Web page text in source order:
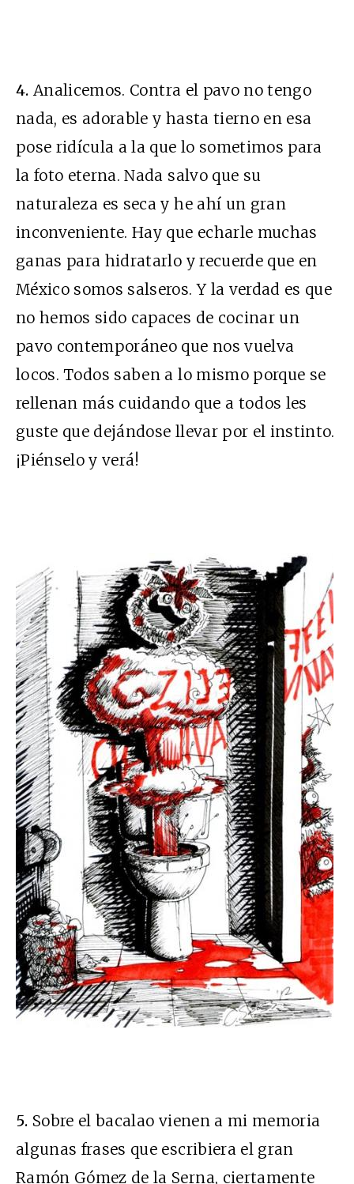
4. Analicemos. Contra el pavo no tengo
nada, es adorable y hasta tierno en esa
pose ridícula a la que lo sometimos para
la foto eterna. Nada salvo que su
naturaleza es seca y he ahí un gran
inconveniente. Hay que echarle muchas
ganas para hidratarlo y recuerde que en
México somos salseros. Y la verdad es que
no hemos sido capaces de cocinar un
pavo contemporáneo que nos vuelva
locos. Todos saben a lo mismo porque se
rellenan más cuidando que a todos les
guste que dejándose llevar por el instinto.
¡Piénselo y verá!
5. Sobre el bacalao vienen a mi memoria
algunas frases que escribiera el gran
Ramón Gómez de la Serna, ciertamente